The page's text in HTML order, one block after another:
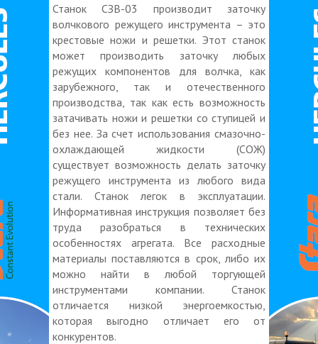
Станок СЗВ-03 производит заточку
волчкового режущего инструмента – это
крестовые ножи и решетки. Этот станок
может производить заточку любых
режущих компонентов для волчка, как
зарубежного, так и отечественного
производства, так как есть возможность
затачивать ножи и решетки со ступицей и
без нее. За счет использования смазочно-
охлаждающей жидкости (СОЖ)
существует возможность делать заточку
режущего инструмента из любого вида
стали. Станок легок в эксплуатации.
Информативная инструкция позволяет без
труда разобраться в технических
особенностях агрегата. Все расходные
материалы поставляются в срок, либо их
можно найти в любой торгующей
инструментами компании. Станок
отличается низкой энергоемкостью,
которая выгодно отличает его от
конкурентов.